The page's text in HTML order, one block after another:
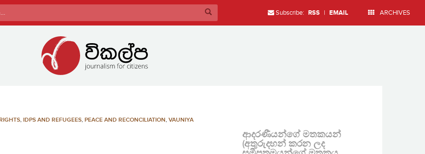
Subscribe: RSS | EMAIL ARCHIVES
, IDPS AND REFUGEES, PEACE AND RECONCILIATION, VAUNIYA
ආදරණීයන්ගේ මතකයන්
(අතුරුදහන් කරන ලද